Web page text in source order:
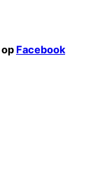
Facebook